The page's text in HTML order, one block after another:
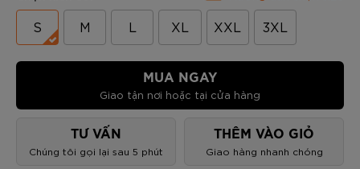
S M L XL XXL 3XL
MUA NGAY
Giao tận nơi hoặc tại cửa hàng
TƯ VẤN
Chúng tôi gọi lại sau 5 phút
THÊM VÀO GIỎ
Giao hàng nhanh chóng